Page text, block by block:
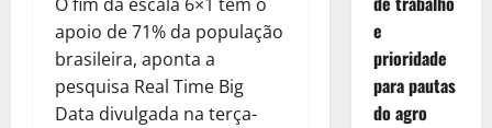
apoio de 71% da população
brasileira, aponta a
pesquisa Real Time Big
Data divulgada na terça-
e
prioridade
para pautas
do agro